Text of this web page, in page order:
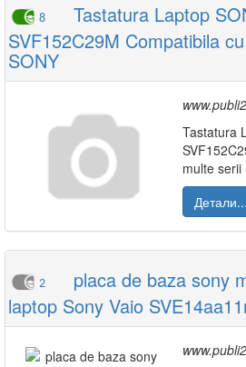
8
Tastatura Laptop
SVF152C29M Compatibila
SONY
Tastatura
multe serii
Детали...
2
placa de baza sony
laptop Sony Vaio